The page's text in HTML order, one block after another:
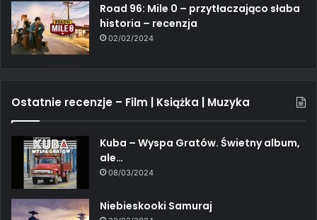
Road 96: Mile 0 – przytłaczająco słaba
historia – recenzja
02/02/2024
Ostatnie recenzje – Film | Książka | Muzyka
Kuba – Wyspa Gratów. Świetny album,
ale…
08/03/2024
Niebieskooki Samuraj